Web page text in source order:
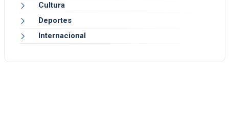
Cultura
Deportes
Internacional